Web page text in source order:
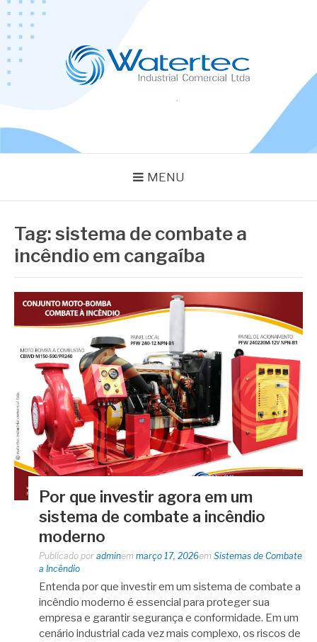
Pular
para
conteúdo
MENU
Tag:sistema de combate a
incêndio em cangaíba
Por que investir agora em um
sistema de combate a incêndio
moderno
Publicado por adminem março 17, 2026em Sistemas de Combate
a Incêndio
Entenda por que investir em um sistema de combate a
incêndio moderno é essencial para proteger sua
empresa e garantir segurança e conformidade. Em um
cenário industrial cada vez mais complexo, os riscos de